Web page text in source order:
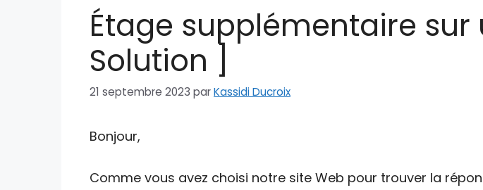
Étage supplémentaire
Solution ]
21 septembre 2023 parKassidi Ducroix
Bonjour,
Comme vous avez choisi notre site Web pour trouver la